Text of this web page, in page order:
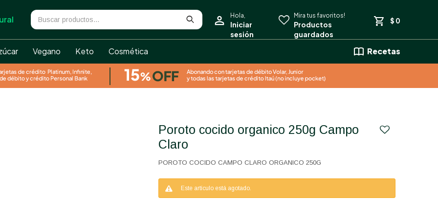
Vegano Keto Cosmética Recetas
$ 0
Poroto cocido organico 250g Campo
Claro
POROTO COCIDO CAMPO CLARO ORGANICO 250G
Este artículo está agotado.